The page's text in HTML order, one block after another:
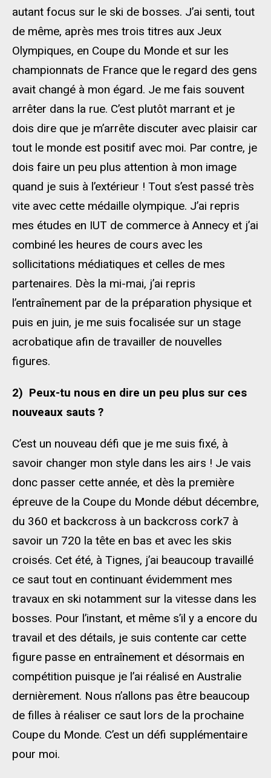
autant focus sur le ski de bosses. J’ai senti, tout
de même, après mes trois titres aux Jeux
Olympiques, en Coupe du Monde et sur les
championnats de France que le regard des gens
avait changé à mon égard. Je me fais souvent
arrêter dans la rue. C’est plutôt marrant et je
dois dire que je m’arrête discuter avec plaisir car
tout le monde est positif avec moi. Par contre, je
dois faire un peu plus attention à mon image
quand je suis à l’extérieur ! Tout s’est passé très
vite avec cette médaille olympique. J’ai repris
mes études en IUT de commerce à Annecy et j’ai
combiné les heures de cours avec les
sollicitations médiatiques et celles de mes
partenaires. Dès la mi-mai, j’ai repris
l’entraînement par de la préparation physique et
puis en juin, je me suis focalisée sur un stage
acrobatique afin de travailler de nouvelles
figures.
2) Peux-tu nous en dire un peu plus sur ces
nouveaux sauts ?
C’est un nouveau défi que je me suis fixé, à
savoir changer mon style dans les airs ! Je vais
donc passer cette année, et dès la première
épreuve de la Coupe du Monde début décembre,
du 360 et backcross à un backcross cork7 à
savoir un 720 la tête en bas et avec les skis
croisés. Cet été, à Tignes, j’ai beaucoup travaillé
ce saut tout en continuant évidemment mes
travaux en ski notamment sur la vitesse dans les
bosses. Pour l’instant, et même s’il y a encore du
travail et des détails, je suis contente car cette
figure passe en entraînement et désormais en
compétition puisque je l’ai réalisé en Australie
dernièrement. Nous n’allons pas être beaucoup
de filles à réaliser ce saut lors de la prochaine
Coupe du Monde. C’est un défi supplémentaire
pour moi.